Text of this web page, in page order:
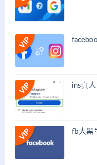
ins真
fb大黑